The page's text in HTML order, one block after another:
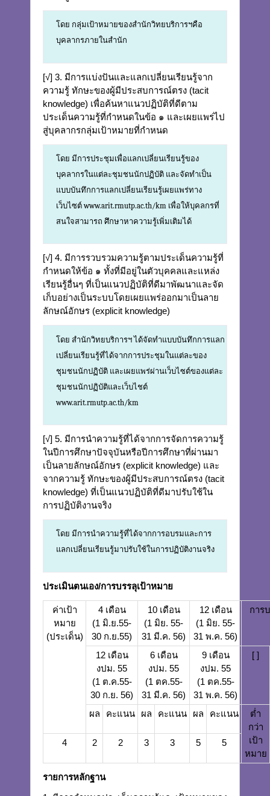
โดย กลุ่มเป้าหมายของสำนักวิทยบริการฯคือ
บุคลากรภายในสำนัก
[√] 3. มีการแบ่งปันและแลกเปลี่ยนเรียนรู้จาก
ความรู้ ทักษะของผู้มีประสบการณ์ตรง (tacit
knowledge) เพื่อค้นหาแนวปฏิบัติที่ดีตาม
ประเด็นความรู้ที่กำหนดในข้อ ๑ และเผยแพร่ไป
สู่บุคลากรกลุ่มเป้าหมายที่กำหนด
โดย มีการประชุมเพื่อแลกเปลี่ยนเรียนรู้ของ
บุคลากรในแต่ละชุมชนนักปฏิบัติ และจัดทำเป็น
แบบบันทึกการแลกเปลี่ยนเรียนรู้เผยแพร่ทาง
เว็บไซต์ www.arit.rmutp.ac.th/km เพื่อให้บุคลกรที่
สนใจสามารถ ศึกษาหาความรู้เพิ่มเติมได้
[√] 4. มีการรวบรวมความรู้ตามประเด็นความรู้ที่
กำหนดให้ข้อ ๑ ทั้งที่มีอยู่ในตัวบุคคลและแหล่ง
เรียนรู้อื่นๆ ที่เป็นแนวปฏิบัติที่ดีมาพัฒนาและจัด
เก็บอย่างเป็นระบบโดยเผยแพร่ออกมาเป็นลาย
ลักษณ์อักษร (explicit knowledge)
โดย สำนักวิทยบริการฯ ได้จัดทำแบบบันทึกการแลก
เปลี่ยนเรียนรู้ที่ได้จากการประชุมในแต่ละของ
ชุมชนนักปฏิบัติ และเผยแพร่ผ่านเว็บไซต์ของแต่ละ
ชุมชนนักปฏิบัติและเว็บไชต์
www.arit.rmutp.ac.th/km
[√] 5. มีการนำความรู้ที่ได้จากการจัดการความรู้
ในปีการศึกษาปัจจุบันหรือปีการศึกษาที่ผ่านมา
เป็นลายลักษณ์อักษร (explicit knowledge) และ
จากความรู้ ทักษะของผู้มีประสบการณ์ตรง (tacit
knowledge) ที่เป็นแนวปฏิบัติที่ดีมาปรับใช้ใน
การปฏิบัติงานจริง
โดย มีการนำความรู้ที่ได้จากการอบรมและการ
แลกเปลี่ยนเรียนรู้มาปรับใช้ในการปฏิบัติงานจริง
ประเมินตนเอง/การบรรลุเป้าหมาย
ค่าเป้า
หมาย
(ประเด็น)
4 เดือน
(1 มิ.ย.55-
30 ก.ย.55)
10 เดือน
(1 มิย. 55-
31 มี.ค. 56)
12 เดือน
(1 มิย. 55-
31 พ.ค. 56)
การ
12 เดือน
งปม. 55
(1 ต.ค.55-
30 ก.ย. 56)
6 เดือน
งปม. 55
(1 ตค.55-
31 มี.ค. 56)
9 เดือน
งปม. 55
(1 ตค.55-
31 พ.ค. 56)
[ ]
ผล คะแนน ผล คะแนน ผล คะแนน
ต่ำ
กว่า
เป้า
หมาย
4 2 2 3 3 5 5
รายการหลักฐาน